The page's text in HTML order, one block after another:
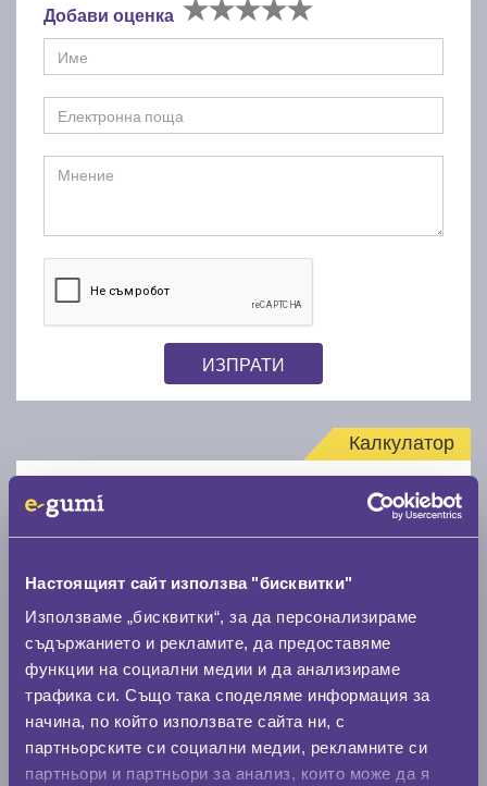
Настоящият сайт използва "бисквитки"
Използваме „бисквитки“, за да персонализираме
съдържанието и рекламите, да предоставяме
функции на социални медии и да анализираме
трафика си. Също така споделяме информация за
начина, по който използвате сайта ни, с
партньорските си социални медии, рекламните си
партньори и партньори за анализ, които може да я
Добави оценка
ИЗПРАТИ
Калкулатор
Нов размер